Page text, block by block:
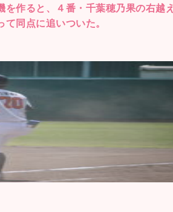
作ると、４番・千葉穂乃果の右越
同点に追いついた。